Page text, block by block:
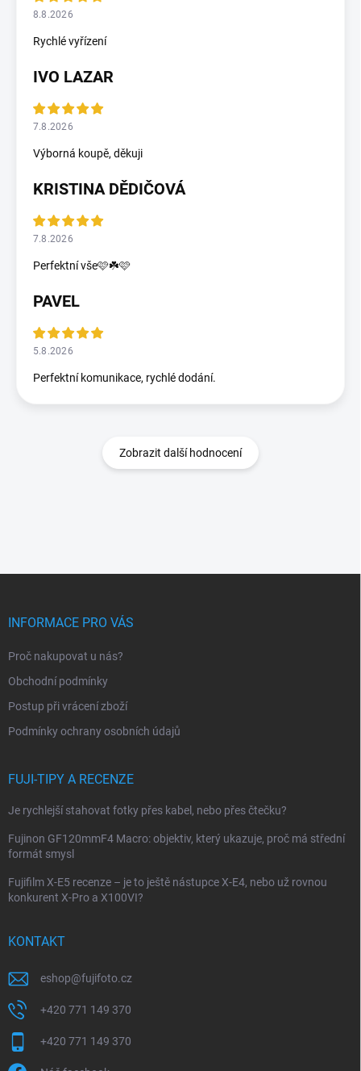
8.8.2026
Rychlé vyřízení
IVO LAZAR
7.8.2026
Výborná koupě, děkuji
KRISTINA DĚDIČOVÁ
7.8.2026
Perfektní vše🩷☘️🩷
PAVEL
5.8.2026
Perfektní komunikace, rychlé dodání.
Zobrazit další hodnocení
INFORMACE PRO VÁS
Proč nakupovat u nás?
Obchodní podmínky
Postup při vrácení zboží
Podmínky ochrany osobních údajů
FUJI-TIPY A RECENZE
Je rychlejší stahovat fotky přes kabel, nebo přes čtečku?
Fujinon GF120mmF4 Macro: objektiv, který ukazuje, proč má střední
formát smysl
Fujifilm X-E5 recenze – je to ještě nástupce X-E4, nebo už rovnou
konkurent X-Pro a X100VI?
KONTAKT
eshop@fujifoto.cz
+420 771 149 370
+420 771 149 370